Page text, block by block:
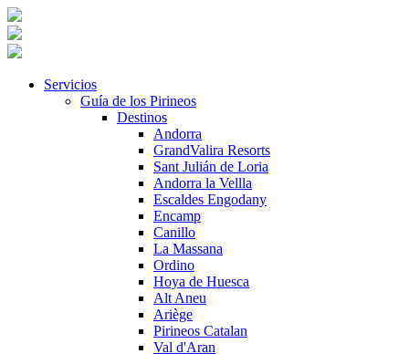
Servicios
Guía de los Pirineos
Destinos
Andorra
GrandValira Resorts
Sant Julián de Loria
Andorra la Vellla
Escaldes Engodany
Encamp
Canillo
La Massana
Ordino
Hoya de Huesca
Alt Aneu
Ariège
Pirineos Catalan
Val d'Aran